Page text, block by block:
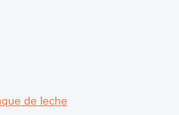
de leche